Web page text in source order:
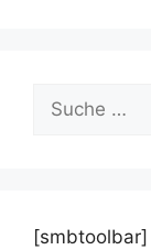
Suche
nach:
[smbtoolbar]